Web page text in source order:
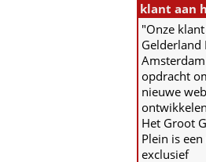
klant aan
"Onze
Gelderland
opdracht
nieuwe
Het Groot
Plein is
exclusief